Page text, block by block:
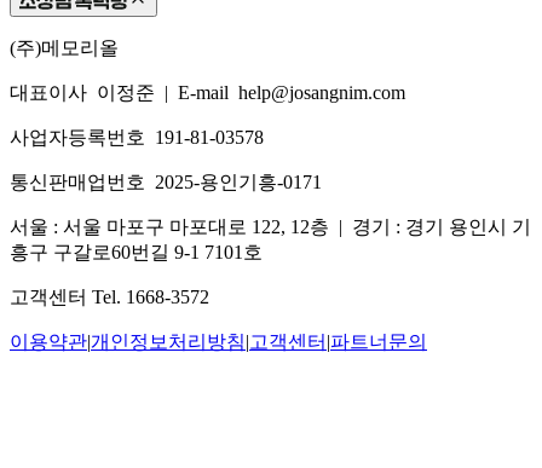
(주)메모리올
대표이사 이정준 | E-mail help@josangnim.com
사업자등록번호 191-81-03578
통신판매업번호 2025-용인기흥-0171
서울 : 서울 마포구 마포대로 122, 12층 | 경기 : 경기 용인시 기
흥구 구갈로60번길 9-1 7101호
고객센터 Tel. 1668-3572
이용약관|개인정보처리방침|고객센터 |파트너문의